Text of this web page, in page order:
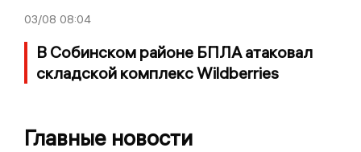
03/08 08:04
В Собинском районе БПЛА атаковал
складской комплекс Wildberries
Главные новости